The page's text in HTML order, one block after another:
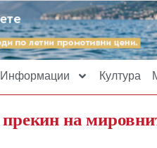
Информации Култура
на